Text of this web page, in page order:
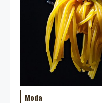
Moda